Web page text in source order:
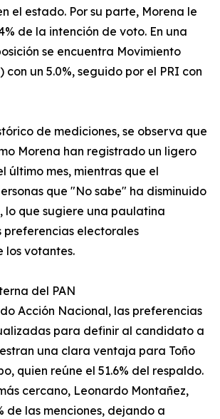
el estado. Por su parte, Morena le
de la intención de voto. En una
se encuentra Movimiento
con un 5.0%, seguido por el PRI con
de mediciones, se observa que
Morena han registrado un ligero
último mes, mientras que el
que "No sabe" ha disminuido
lo que sugiere una paulatina
preferencias electorales
los votantes.
del PAN
Acción Nacional, las preferencias
para definir al candidato a
una clara ventaja para Toño
quien reúne el 51.6% del respaldo.
cercano, Leonardo Montañez,
de las menciones, dejando a